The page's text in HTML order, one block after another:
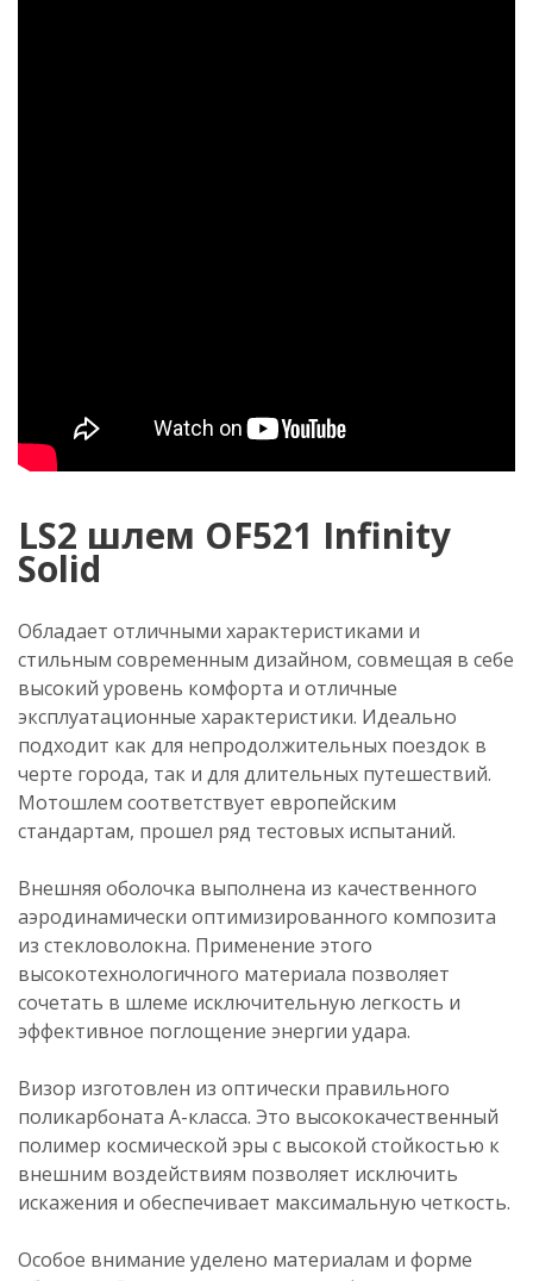
LS2 шлем OF521 Infinity
Solid
Обладает отличными характеристиками и
стильным современным дизайном, совмещая в себе
высокий уровень комфорта и отличные
эксплуатационные характеристики. Идеально
подходит как для непродолжительных поездок в
черте города, так и для длительных путешествий.
Мотошлем соответствует европейским
стандартам, прошел ряд тестовых испытаний.
Внешняя оболочка выполнена из качественного
аэродинамически оптимизированного композита
из стекловолокна. Применение этого
высокотехнологичного материала позволяет
сочетать в шлеме исключительную легкость и
эффективное поглощение энергии удара.
Визор изготовлен из оптически правильного
поликарбоната А-класса. Это высококачественный
полимер космической эры с высокой стойкостью к
внешним воздействиям позволяет исключить
искажения и обеспечивает максимальную четкость.
Особое внимание уделено материалам и форме